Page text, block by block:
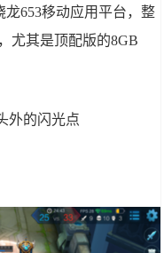
龙653移动应用平台，整
尤其是顶配版的8GB